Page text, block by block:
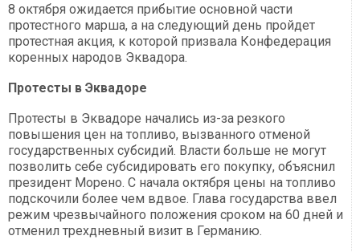
8 октября ожидается прибытие основной части
протестного марша, а на следующий день пройдет
протестная акция, к которой призвала Конфедерация
коренных народов Эквадора.
Протесты в Эквадоре
Протесты в Эквадоре начались из-за резкого
повышения цен на топливо, вызванного отменой
государственных субсидий. Власти больше не могут
позволить себе субсидировать его покупку, объяснил
президент Морено. С начала октября цены на топливо
подскочили более чем вдвое. Глава государства ввел
режим чрезвычайного положения сроком на 60 дней и
отменил трехдневный визит в Германию.